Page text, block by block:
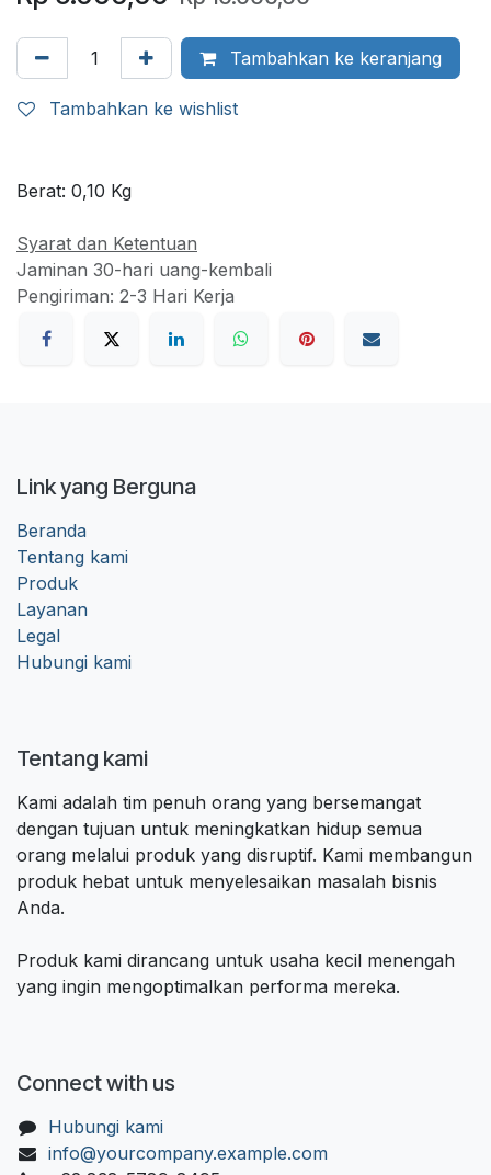
Tambahkan ke keranjang
Tambahkan ke wishlist
Berat: 0,10 Kg
Syarat dan Ketentuan
Jaminan 30-hari uang-kembali
Pengiriman: 2-3 Hari Kerja
Link yang Berguna
Beranda
Tentang kami
Produk
Layanan
Legal
Hubungi kami
Tentang kami
Kami adalah tim penuh orang yang bersemangat
dengan tujuan untuk meningkatkan hidup semua
orang melalui produk yang disruptif. Kami membangun
produk hebat untuk menyelesaikan masalah bisnis
Anda.
Produk kami dirancang untuk usaha kecil menengah
yang ingin mengoptimalkan performa mereka.
Connect with us
Hubungi kami
info@yourcompany.example.com